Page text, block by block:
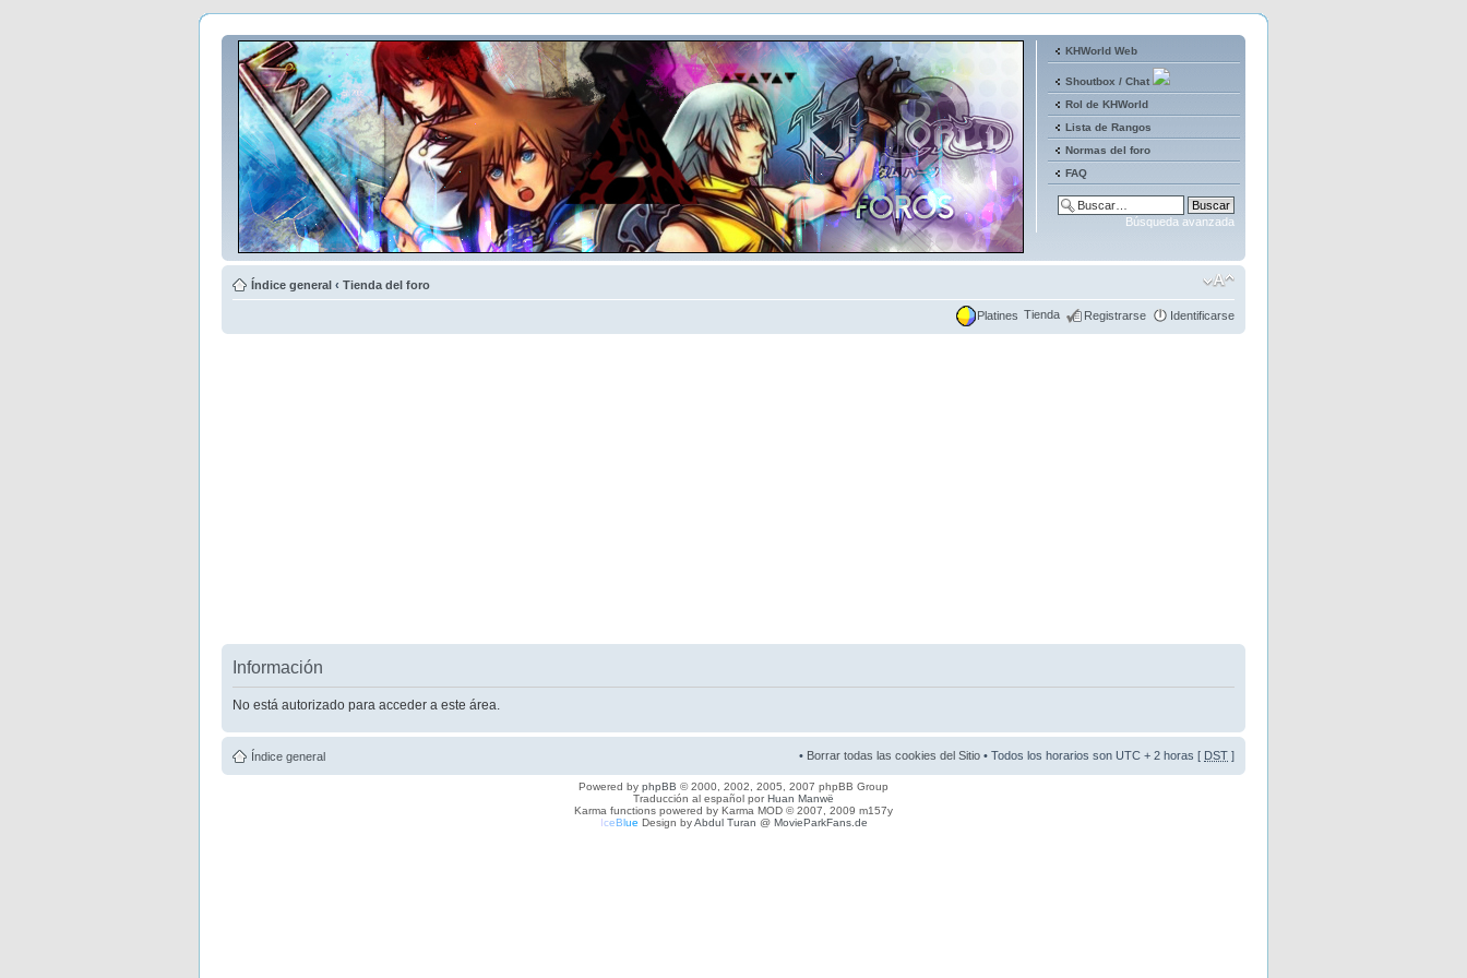
KHWorld Web
Shoutbox / Chat
Rol de KHWorld
Lista de Rangos
Normas del foro
FAQ
Búsqueda avanzada
Índice general ‹ Tienda del foro
Platines Tienda Registrarse Identificarse
Información
No está autorizado para acceder a este área.
Índice general • Borrar todas las cookies del Sitio • Todos los horarios son UTC + 2 horas [ DST ]
Powered by phpBB © 2000, 2002, 2005, 2007 phpBB Group
Traducción al español porHuan Manwë
Karma functions powered by Karma MOD © 2007, 2009 m157y
IceBlue Design byAbdul Turan @ MovieParkFans.de